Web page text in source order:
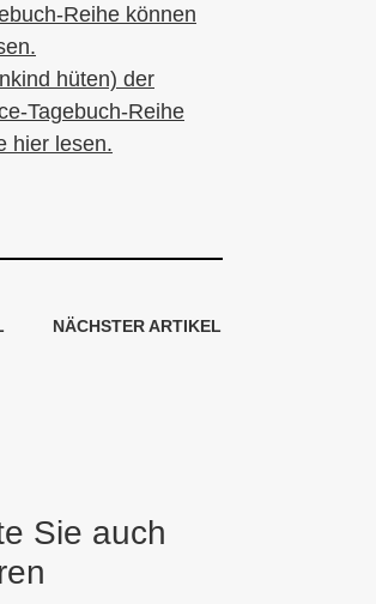
Reihe können
hüten) der
Tagebuch-Reihe
hier lesen.
NÄCHSTER ARTIKEL
Sie auch